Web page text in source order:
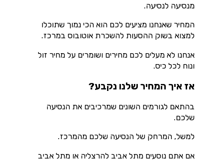
מנסיעה לנסיעה.
המחיר שאנחנו מציעים לכם הוא הכי נמוך שתוכלו
למצוא בשוק ההסעות להשכרת אוטובוס במרכז.
אנחנו לא מעלים לכם מחירים ושומרים על מחיר זול
ונוח לכל כיס.
אז איך המחיר שלנו נקבע?
בהתאם לגורמים השונים שמרכיבים את הנסיעה
שלכם.
למשל, המרחק של הנסיעה שלכם מהמרכז.
אם אתם נוסעים מתל אביב להרצליה או מתל אביב